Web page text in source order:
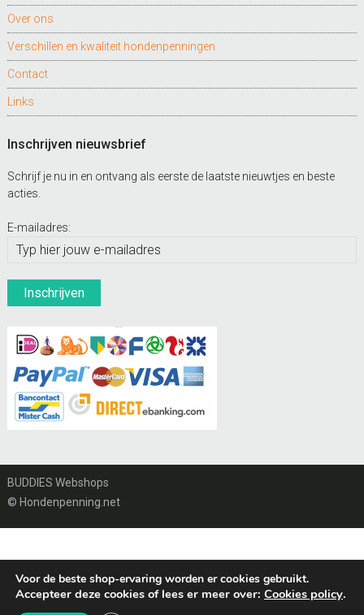
Over ons
Verschillen en kwaliteit hondenpenningen
Contact
Links
Inschrijven nieuwsbrief
Schrijf je nu in en ontvang als eerste de laatste nieuwtjes en beste
acties.
E-mailadres:
BUDDIES Webshops
© Hondenpenning.net
Voor de beste shop-ervaring worden er cookies gebruikt.
Accepteer deze cookies of lees er meer over: Cookies policy.